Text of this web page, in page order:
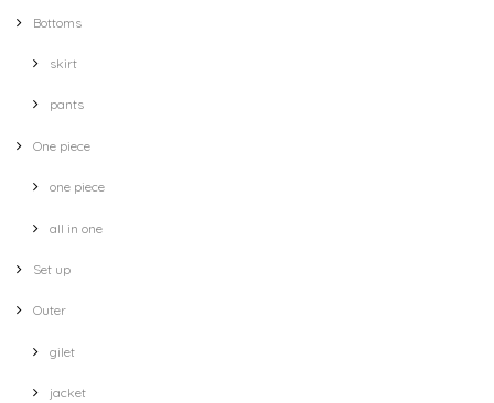
Bottoms
skirt
pants
One piece
one piece
all in one
Set up
Outer
gilet
jacket